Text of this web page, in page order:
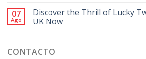
07
Ago
Discover the Thrill of Lucky
UK Now
CONTACTO